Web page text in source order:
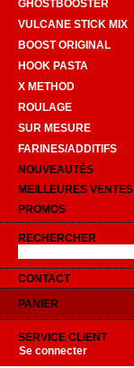
GHOSTBOOSTER
VULCANE STICK MIX
BOOST ORIGINAL
HOOK PASTA
X METHOD
ROULAGE
SUR MESURE
FARINES/ADDITIFS
NOUVEAUTÉS
MEILLEURES VENTES
PROMOS
RECHERCHER
CONTACT
PANIER
SERVICE CLIENT
Se connecter